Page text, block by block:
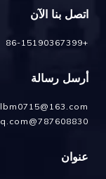
اتصل بنا الآن
+86-15190367399
أرسل رسالة
lbm0715@163.com
787608830@qq.com
عنوان